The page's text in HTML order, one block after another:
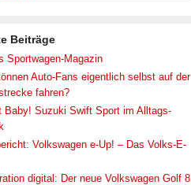
Beiträge
Sportwagen-Magazin
Auto-Fans eigentlich selbst auf der
fahren?
Baby! Suzuki Swift Sport im Alltags-
Volkswagen e-Up! – Das Volks-E-
digital: Der neue Volkswagen Golf 8